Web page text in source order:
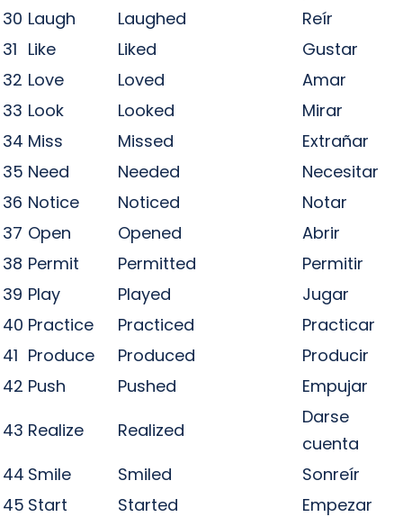
30 Laugh Laughed
Reír
31 Like Liked
Gustar
32 Love Loved
Amar
33 Look Looked
Mirar
34 Miss Missed
Extrañar
35 Need Needed
Necesitar
36 Notice Noticed
Notar
37 Open Opened
Abrir
38 Permit Permitted
Permitir
39 Play Played
Jugar
40 Practice Practiced
Practicar
41 Produce Produced
Producir
42 Push Pushed
Empujar
43 Realize Realized
Darse
cuenta
44 Smile Smiled
Sonreír
45 Start Started
Empezar